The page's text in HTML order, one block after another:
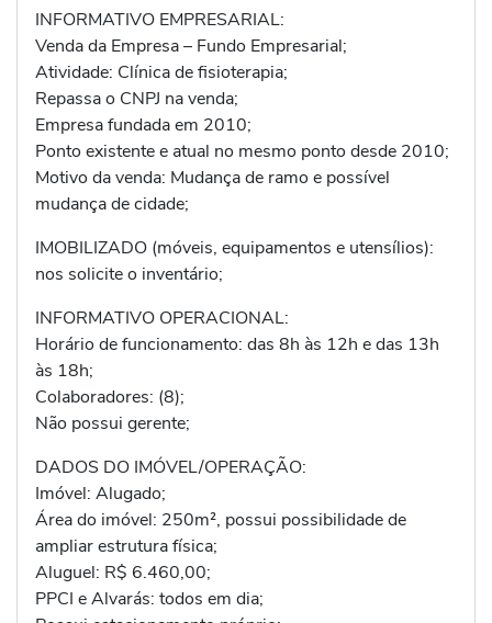
INFORMATIVO EMPRESARIAL:
Venda da Empresa – Fundo Empresarial;
Atividade: Clínica de fisioterapia;
Repassa o CNPJ na venda;
Empresa fundada em 2010;
Ponto existente e atual no mesmo ponto desde 2010;
Motivo da venda: Mudança de ramo e possível
mudança de cidade;
IMOBILIZADO (móveis, equipamentos e utensílios):
nos solicite o inventário;
INFORMATIVO OPERACIONAL:
Horário de funcionamento: das 8h às 12h e das 13h
às 18h;
Colaboradores: (8);
Não possui gerente;
DADOS DO IMÓVEL/OPERAÇÃO:
Imóvel: Alugado;
Área do imóvel: 250m², possui possibilidade de
ampliar estrutura física;
Aluguel: R$ 6.460,00;
PPCI e Alvarás: todos em dia;